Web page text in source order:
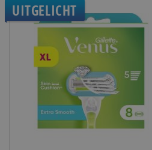
UITGELICHT